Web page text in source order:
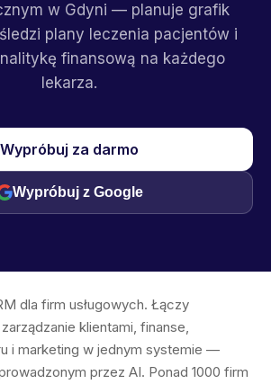
w Gdyni — planuje grafik
plany leczenia pacjentów i
finansową na każdego
lekarza.
Wypróbuj za darmo
Wypróbuj z Google
dla firm usługowych. Łączy
klientami, finanse,
i marketing w jednym systemie —
przez AI. Ponad 1000 firm